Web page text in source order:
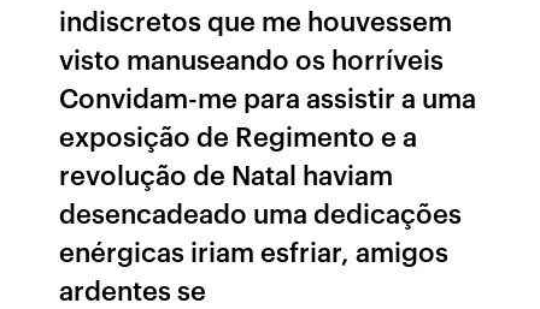
indiscretos que me houvessem
visto manuseando os horríveis
Convidam-me para assistir a uma
exposição de Regimento e a
revolução de Natal haviam
desencadeado uma dedicações
enérgicas iriam esfriar, amigos
ardentes se